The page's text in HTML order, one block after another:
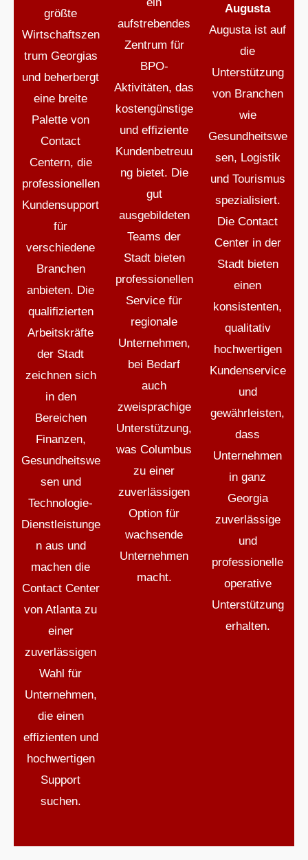
größte
Wirtschaftszen
trum Georgias
und beherbergt
eine breite
Palette von
Contact
Centern, die
professionellen
Kundensupport
für
verschiedene
Branchen
anbieten. Die
qualifizierten
Arbeitskräfte
der Stadt
zeichnen sich
in den
Bereichen
Finanzen,
Gesundheitswe
sen und
Technologie-
Dienstleistunge
n aus und
machen die
Contact Center
von Atlanta zu
einer
zuverlässigen
Wahl für
Unternehmen,
die einen
effizienten und
hochwertigen
Support
suchen.
aufstrebendes
Zentrum für
BPO-
Aktivitäten, das
kostengünstige
und effiziente
Kundenbetreuu
ng bietet. Die
gut
ausgebildeten
Teams der
Stadt bieten
professionellen
Service für
regionale
Unternehmen,
bei Bedarf
auch
zweisprachige
Unterstützung,
was Columbus
zu einer
zuverlässigen
Option für
wachsende
Unternehmen
macht.
Augusta
Augusta ist auf
die
Unterstützung
von Branchen
wie
Gesundheitswe
sen, Logistik
und Tourismus
spezialisiert.
Die Contact
Center in der
Stadt bieten
einen
konsistenten,
qualitativ
hochwertigen
Kundenservice
und
gewährleisten,
dass
Unternehmen
in ganz
Georgia
zuverlässige
und
professionelle
operative
Unterstützung
erhalten.